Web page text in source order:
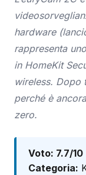
hardware
rappresenta
in HomeKit
wireless. Dopo
perché è
zero.
Voto: 7.7/10
Categoria: